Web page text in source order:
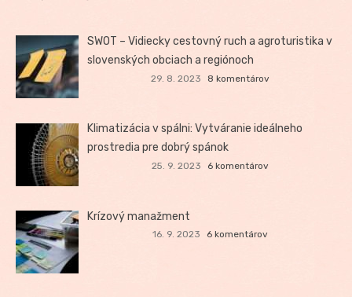
SWOT – Vidiecky cestovný ruch a agroturistika v
slovenských obciach a regiónoch
29. 8. 2023 8 komentárov
Klimatizácia v spálni: Vytváranie ideálneho
prostredia pre dobrý spánok
25. 9. 2023 6 komentárov
Krízový manažment
16. 9. 2023 6 komentárov